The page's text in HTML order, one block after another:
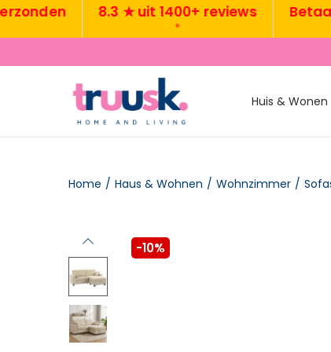
8.3 ★ uit 1400+ reviews Betaal
Huis & Wonen
Home / Haus & Wohnen / Wohnzimmer /
-10%